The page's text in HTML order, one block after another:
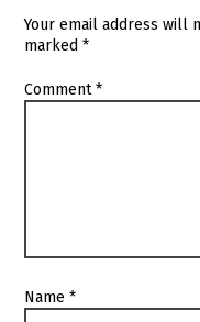
Your email address will
marked*
Comment*
Name*